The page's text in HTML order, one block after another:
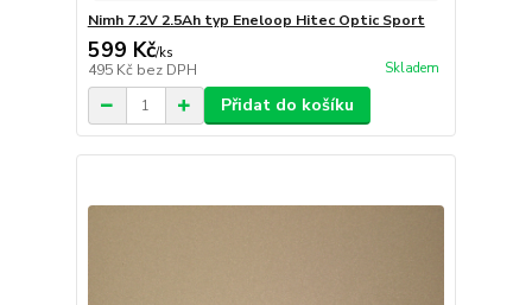
Nimh 7.2V 2.5Ah typ Eneloop Hitec Optic Sport
599 Kč/ks
495 Kč bez DPH Skladem
Přidat do košíku